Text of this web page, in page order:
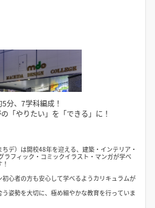
分、7学科編成！
「やりたい」を「できる」に！
デ）は開校48年を迎える、建築・インテリア・
ラフィック・コミックイラスト・マンガが学べ
心者の方も安心して学べるようカリキュラムが
姿勢を大切に、極め細やかな教育を行っていま